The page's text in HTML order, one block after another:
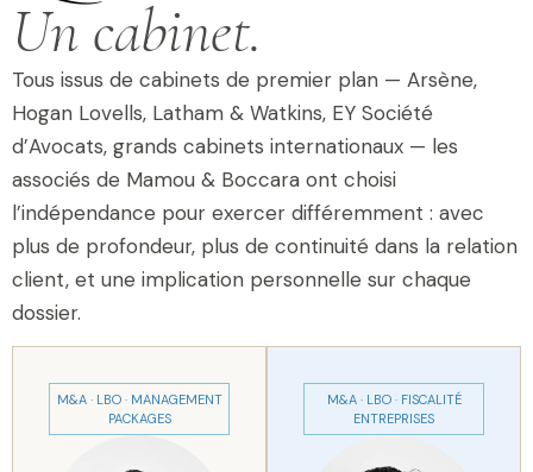
Un cabinet.
Tous issus de cabinets de premier plan — Arsène,
Hogan Lovells, Latham & Watkins, EY Société
d’Avocats, grands cabinets internationaux — les
associés de Mamou & Boccara ont choisi
l’indépendance pour exercer différemment : avec
plus de profondeur, plus de continuité dans la relation
client, et une implication personnelle sur chaque
dossier.
M&A · LBO · MANAGEMENT
PACKAGES
M&A · LBO · FISCALITÉ
ENTREPRISES